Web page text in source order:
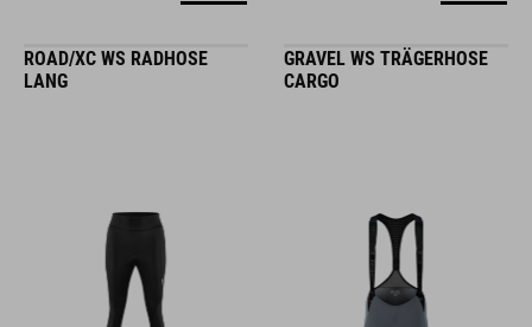
ROAD/XC WS RADHOSE
LANG
GRAVEL WS TRÄGERHOSE
CARGO